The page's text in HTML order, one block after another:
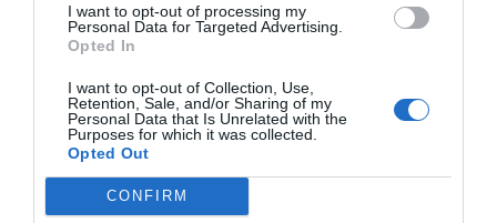
I want to opt-out of processing my
Personal Data for Targeted Advertising.
Opted In
I want to opt-out of Collection, Use,
Retention, Sale, and/or Sharing of my
Personal Data that Is Unrelated with the
Purposes for which it was collected.
Opted Out
CONFIRM
Esto significa que de cada tres pacientes que acuden
a la farmacia solo uno recibe asesoramiento
significa que el resto se lleva otro tipo de consejo o
recomendación.
«Sin la participación activa de los farmacéuticos
comunitarios en las estrategias del Servicio Nacional de
Salud no se podrán afrontar con éxito los grandes retos